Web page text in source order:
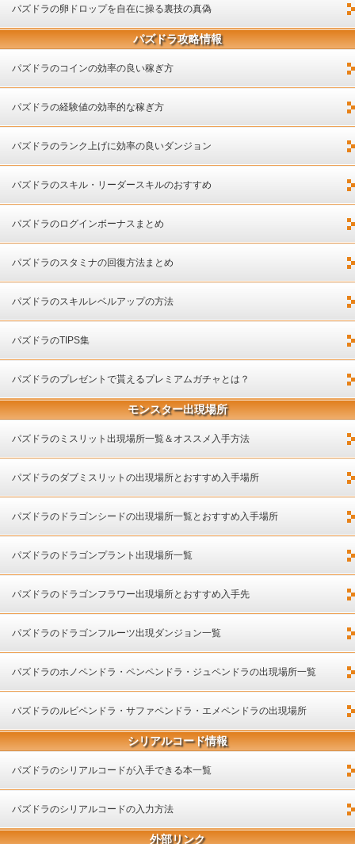
パズドラの卵ドロップを自在に操る裏技の真偽
パズドラ攻略情報
パズドラのコインの効率の良い稼ぎ方
パズドラの経験値の効率的な稼ぎ方
パズドラのランク上げに効率の良いダンジョン
パズドラのスキル・リーダースキルのおすすめ
パズドラのログインボーナスまとめ
パズドラのスタミナの回復方法まとめ
パズドラのスキルレベルアップの方法
パズドラのTIPS集
パズドラのプレゼントで貰えるプレミアムガチャとは？
モンスター出現場所
パズドラのミスリット出現場所一覧＆オススメ入手方法
パズドラのダブミスリットの出現場所とおすすめ入手場所
パズドラのドラゴンシードの出現場所一覧とおすすめ入手場所
パズドラのドラゴンプラント出現場所一覧
パズドラのドラゴンフラワー出現場所とおすすめ入手先
パズドラのドラゴンフルーツ出現ダンジョン一覧
パズドラのホノペンドラ・ペンペンドラ・ジュペンドラの出現場所一覧
パズドラのルビペンドラ・サファペンドラ・エメペンドラの出現場所
シリアルコード情報
パズドラのシリアルコードが入手できる本一覧
パズドラのシリアルコードの入力方法
外部リンク